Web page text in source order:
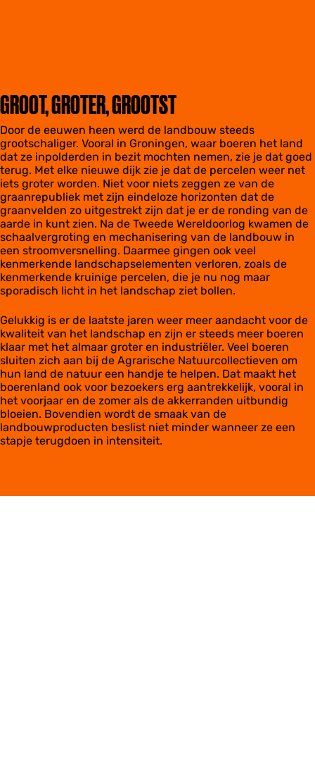
GROOT, GROTER, GROOTST
Door de eeuwen heen werd de landbouw steeds
grootschaliger. Vooral in Groningen, waar boeren het land
dat ze inpolderden in bezit mochten nemen, zie je dat goed
terug. Met elke nieuwe dijk zie je dat de percelen weer net
iets groter worden. Niet voor niets zeggen ze van de
graanrepubliek met zijn eindeloze horizonten dat de
graanvelden zo uitgestrekt zijn dat je er de ronding van de
aarde in kunt zien. Na de Tweede Wereldoorlog kwamen de
schaalvergroting en mechanisering van de landbouw in
een stroomversnelling. Daarmee gingen ook veel
kenmerkende landschapselementen verloren, zoals de
kenmerkende kruinige percelen, die je nu nog maar
sporadisch licht in het landschap ziet bollen.
Gelukkig is er de laatste jaren weer meer aandacht voor de
kwaliteit van het landschap en zijn er steeds meer boeren
klaar met het almaar groter en industriëler. Veel boeren
sluiten zich aan bij de Agrarische Natuurcollectieven om
hun land de natuur een handje te helpen. Dat maakt het
boerenland ook voor bezoekers erg aantrekkelijk, vooral in
het voorjaar en de zomer als de akkerranden uitbundig
bloeien. Bovendien wordt de smaak van de
landbouwproducten beslist niet minder wanneer ze een
stapje terugdoen in intensiteit.